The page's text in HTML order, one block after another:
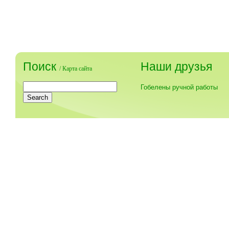
Поиск /Карта сайта Наши друзья
Гобелены ручной работы